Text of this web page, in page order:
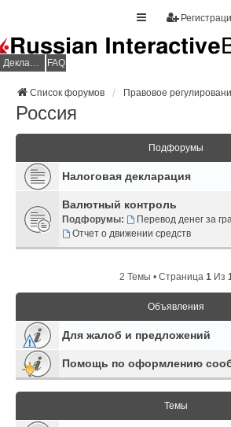
Декларация НДФЛ FAQ
Список форумов Правовое
Россия
Подфорумы
Налоговая декларация
Валютный контроль
Подфорумы: Перевод денег за
Отчет о движении средств
2 Темы • Страница 1Из
Объявления
Для жалоб и предложений
Помощь по оформлению
Темы